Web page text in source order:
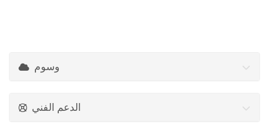
وسوم
الدعم الفني